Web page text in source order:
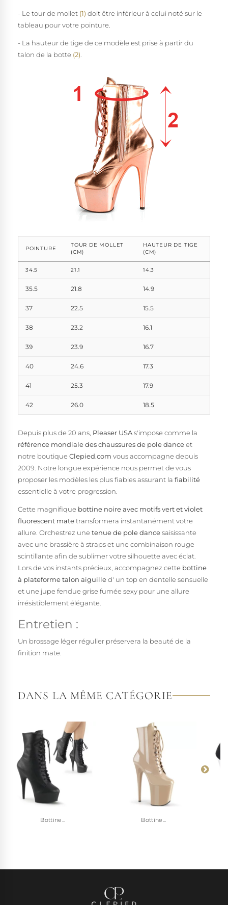
- Le tour de mollet (1) doit être inférieur à celui noté sur le
tableau pour votre pointure.
- La hauteur de tige de ce modèle est prise à partir du
talon de la botte (2)
POINTURE
TOUR DE MOLLET
(CM)
HAUTEUR DE TIGE
(CM)
34.5 21.1 14.3
35.5 21.8 14.9
37 22.5 15.5
38 23.2 16.1
39 23.9 16.7
40 24.6 17.3
41 25.3 17.9
42 26.0 18.5
Depuis plus de 20 ans, Pleaser USAs'impose comme la
référence mondiale des chaussures de pole danceet
notre boutique Clepied.com vous accompagne depuis
2009. Notre longue expérience nous permet de vous
proposer les modèles les plus fiables assurant la fiabilité
essentielle à votre progression.
Cette magnifique bottine noire avec motifs vert et violet
fluorescent matetransformera instantanément votre
allure. Orchestrez une tenue de pole dancesaisissante
avec une brassière à straps et une combinaison rouge
scintillante afin de sublimer votre silhouette avec éclat.
Lors de vos instants précieux, accompagnez cette bottine
à plateforme talon aiguilled' un top en dentelle sensuelle
et une jupe fendue grise fumée sexy pour une allure
irrésistiblement élégante.
Entretien :
Un brossage léger régulier préservera la beauté de la
finition mate.
DANS LA MÊME CATÉGORIE
Bottine... Bottine...